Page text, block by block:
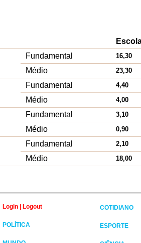
Fundamental 16,30
Médio 23,30
Fundamental 4,40
Médio 4,00
Fundamental 3,10
Médio 0,90
Fundamental 2,10
Médio 18,00
Login Logout
POLÍTICA
COTIDIANO
ESPORTE